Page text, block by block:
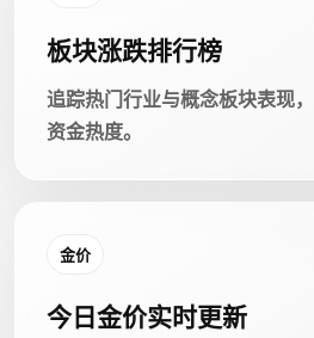
板块涨跌排行榜
追踪热门行业与概念板块表现
资金热度。
金价
今日金价实时更新